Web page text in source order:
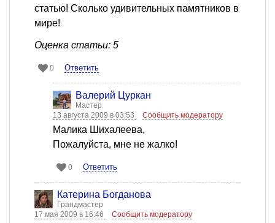
статью! Сколько удивительных памятников в
мире!
Оценка статьи: 5
0 Ответить
Валерий Цуркан
Мастер
13 августа 2009 в 03:53
Сообщить модератору
Малика Шихалеева,
Пожалуйста, мне не жалко!
0 Ответить
Катерина Богданова
Грандмастер
17 мая 2009 в 16:46
Сообщить модератору